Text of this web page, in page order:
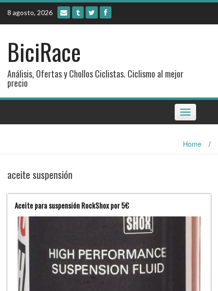
Skip
content
8 agosto, 2026
BiciRace
Análisis, Ofertas y Chollos Ciclistas. Ciclismo al mejor
precio
Toggle
navigation
Home /
aceite suspensión
Aceite para suspensión RockShox por 5€